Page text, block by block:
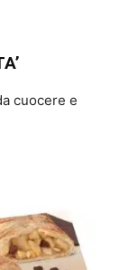
cuocere e